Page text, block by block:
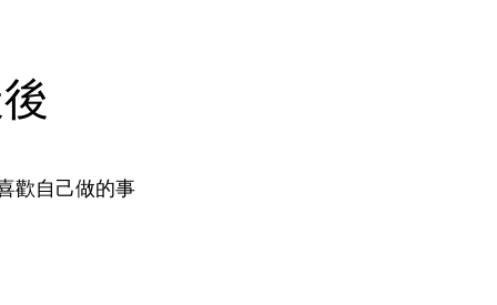
歡自己做的事